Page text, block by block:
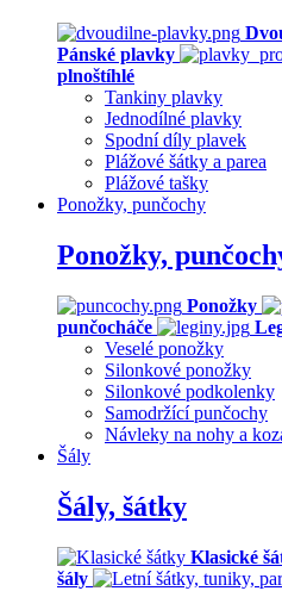
Pánské plavky
plnoštíhlé
Tankiny plavky
Jednodílné plavky
Spodní díly plavek
Plážové šátky a parea
Plážové tašky
Ponožky, punčochy
Ponožky,
Ponožky
punčocháče
Veselé ponožky
Silonkové ponožky
Silonkové podkolenky
Samodržící punčochy
Návleky na nohy a
Šály
Šály, šátky
Klasické
šály